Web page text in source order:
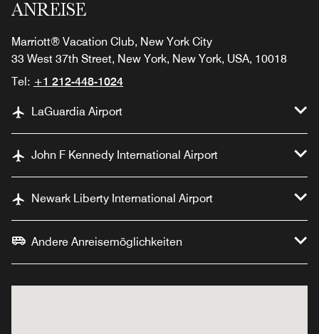
ANREISE
Marriott® Vacation Club, New York City
33 West 37th Street, New York, New York, USA, 10018
Tel: +1 212-448-1024
LaGuardia Airport
John F Kennedy International Airport
Newark Liberty International Airport
Andere Anreisemöglichkeiten